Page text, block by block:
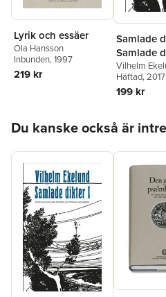
Lyrik och essäer
Ola Hansson
Inbunden, 1997
219 kr
Samlade
Samlade
Vilhelm
Häftad, 2017
199 kr
Du kanske också är